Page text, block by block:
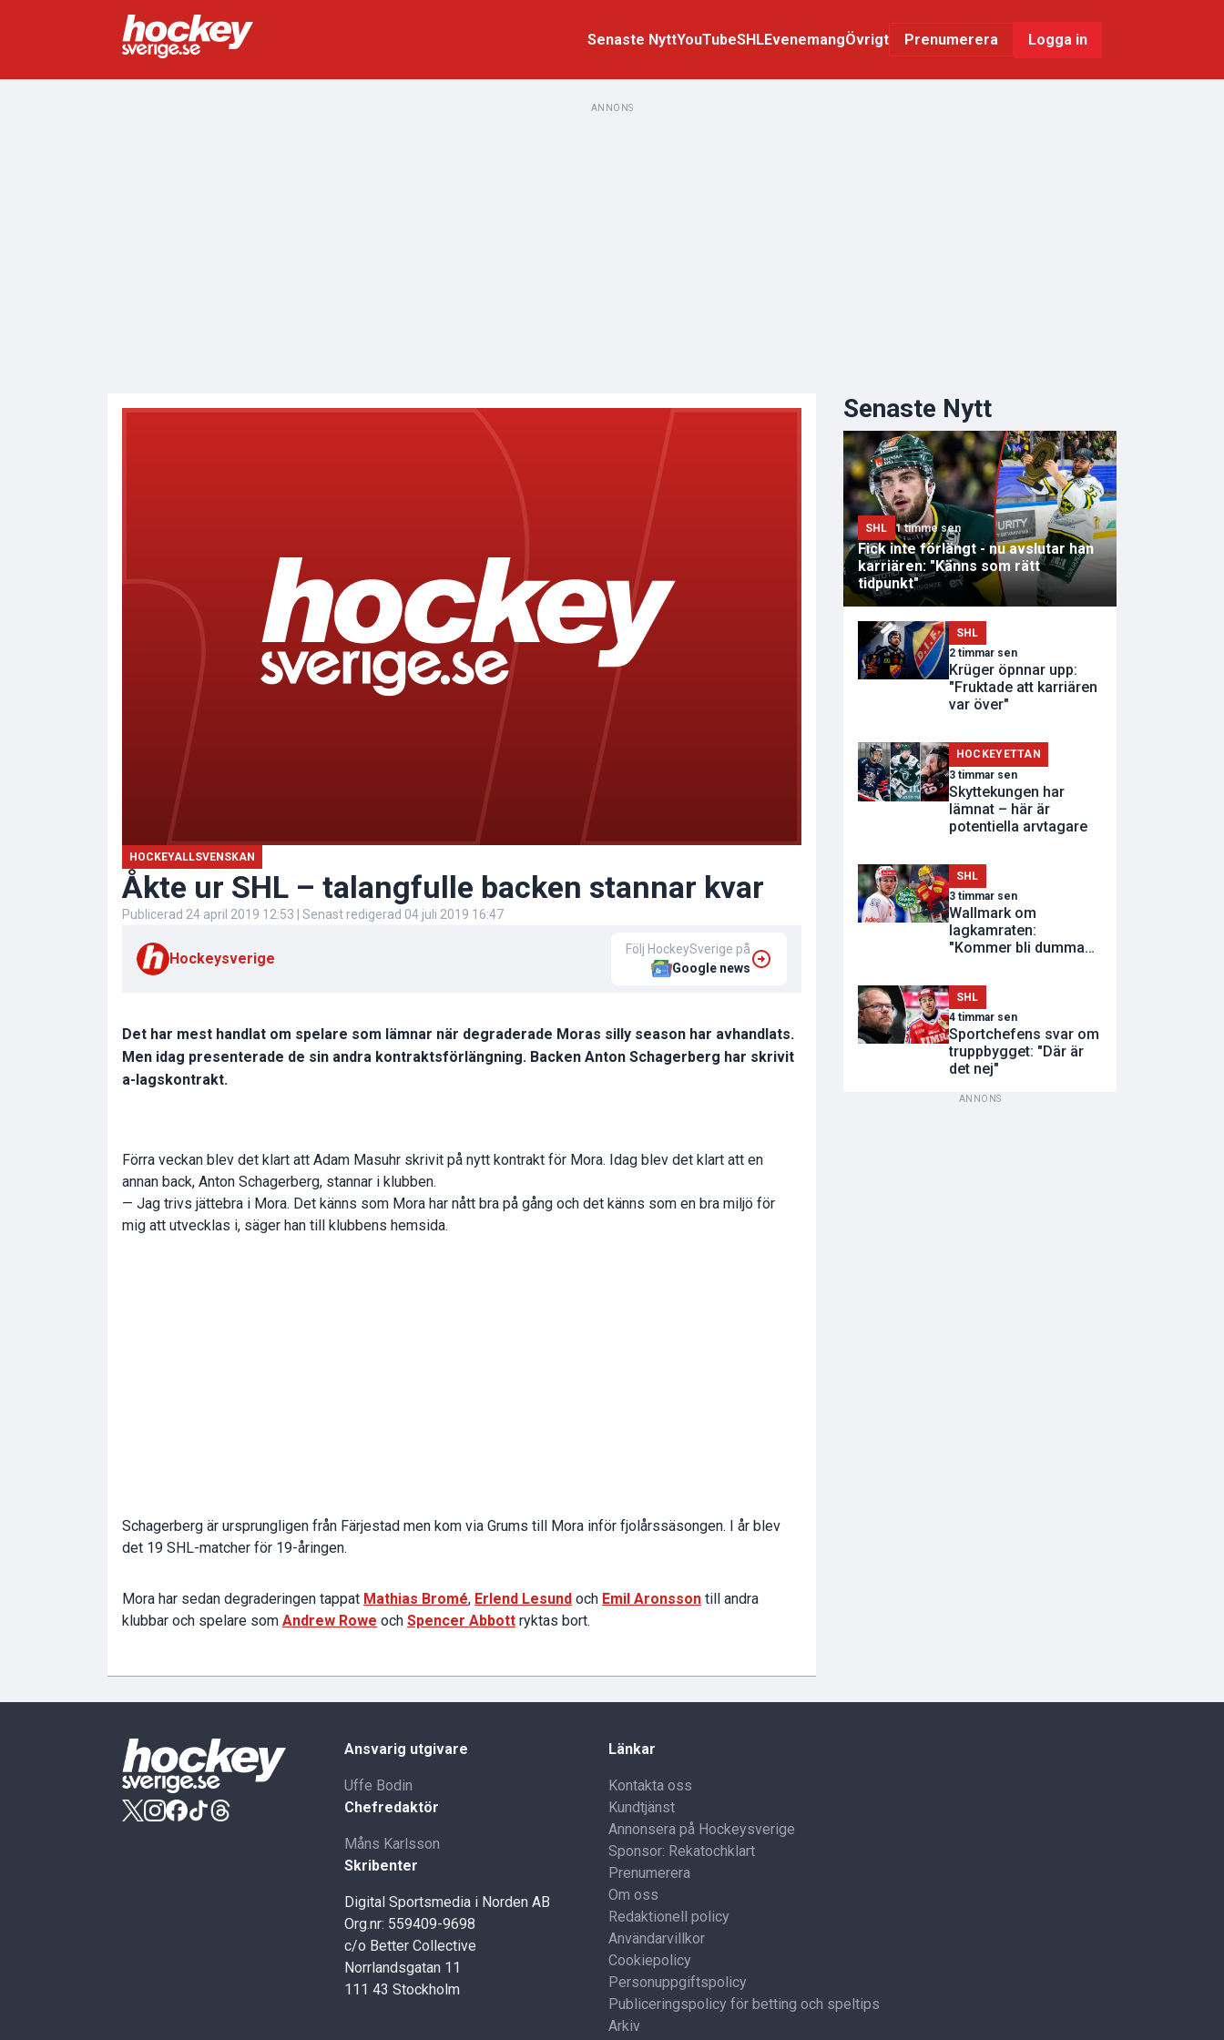
Senaste NyttYouTubeSHLEvenemangÖvrigt Prenumerera Logga in
ANNONS
HOCKEYALLSVENSKAN
Åkte ur SHL – talangfulle backen stannar kvar
Publicerad 24 april 2019 12:53 | Senast redigerad 04 juli 2019 16:47
Hockeysverige
Följ HockeySverige på
Google news
Det har mest handlat om spelare som lämnar när degraderade Moras silly season har avhandlats.
Men idag presenterade de sin andra kontraktsförlängning. Backen Anton Schagerberg har skrivit
a-lagskontrakt.
Förra veckan blev det klart att Adam Masuhr skrivit på nytt kontrakt för Mora. Idag blev det klart att en
annan back, Anton Schagerberg, stannar i klubben.
— Jag trivs jättebra i Mora. Det känns som Mora har nått bra på gång och det känns som en bra miljö för
mig att utvecklas i, säger han till klubbens hemsida.
Schagerberg är ursprungligen från Färjestad men kom via Grums till Mora inför fjolårssäsongen. I år blev
det 19 SHL-matcher för 19-åringen.
Mora har sedan degraderingen tappat Mathias Bromé, Erlend Lesund och Emil Aronsson till andra
klubbar och spelare som Andrew Rowe och Spencer Abbott ryktas bort.
Senaste Nytt
SHL 1 timme sen
Fick inte förlängt - nu avslutar han
karriären: "Känns som rätt
tidpunkt"
SHL
2 timmar sen
Krüger öpnnar upp:
"Fruktade att karriären
var över"
HOCKEYETTAN
3 timmar sen
Skyttekungen har
lämnat – här är
potentiella arvtagare
SHL
3 timmar sen
Wallmark om
lagkamraten:
"Kommer bli dumma
SHL
4 timmar sen
Sportchefens svar om
truppbygget: "Där är
det nej"
ANNONS
Ansvarig utgivare
Uffe Bodin
Chefredaktör
Måns Karlsson
Skribenter
Digital Sportsmedia i Norden AB
Org.nr: 559409-9698
c/o Better Collective
Norrlandsgatan 11
111 43 Stockholm
Länkar
Kontakta oss
Kundtjänst
Annonsera på Hockeysverige
Sponsor: Rekatochklart
Prenumerera
Om oss
Redaktionell policy
Användarvillkor
Cookiepolicy
Personuppgiftspolicy
Publiceringspolicy för betting och speltips
Arkiv